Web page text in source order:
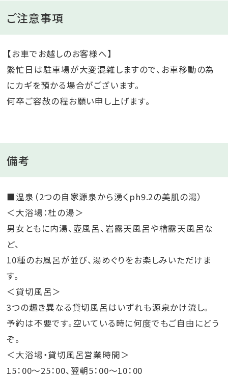
ご注意事項
【お車でお越しのお客様へ】
繁忙日は駐車場が大変混雑しますので、お車移動の為
にカギを預かる場合がございます。
何卒ご容赦の程お願い申し上げます。
備考
■温泉（2つの自家源泉から湧くph9.2の美肌の湯）
＜大浴場：杜の湯＞
男女ともに内湯、壺風呂、岩露天風呂や檜露天風呂な
ど、
10種のお風呂が並び、湯めぐりをお楽しみいただけま
す。
＜貸切風呂＞
3つの趣き異なる貸切風呂はいずれも源泉かけ流し。
予約は不要です。空いている時に何度でもご自由にどう
ぞ。
＜大浴場・貸切風呂営業時間＞
15：00～25：00、翌朝5：00～10：00